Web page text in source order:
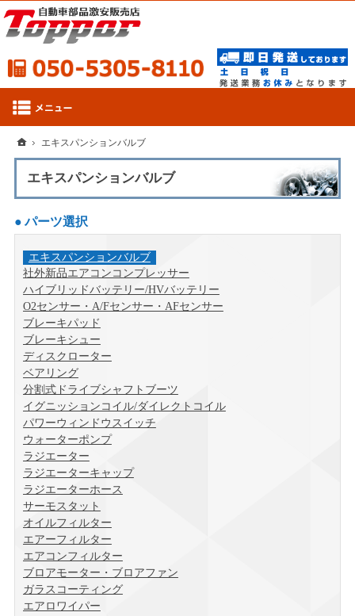
エキスパンションバルブ
パーツ選択
エキスパンションバルブ
社外新品エアコンコンプレッサー
ハイブリッドバッテリー/HVバッテリー
O2センサー・A/Fセンサー・AFセンサー
ブレーキパッド
ブレーキシュー
ディスクローター
ベアリング
分割式ドライブシャフトブーツ
イグニッションコイル/ダイレクトコイル
パワーウィンドウスイッチ
ウォーターポンプ
ラジエーター
ラジエーターキャップ
ラジエーターホース
サーモスタット
オイルフィルター
エアーフィルター
エアコンフィルター
ブロアモーター・ブロアファン
ガラスコーティング
エアロワイパー
050-
エキスパンションバルブ